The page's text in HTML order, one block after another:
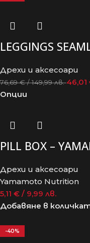
LEGGINGS
Дрехи и аксесоари
76,69€/ 149,99 лв.46,01
Опции
PILL BOX –
Дрехи и аксесоари
Yamamoto Nutrition
5,11 € / 9,99 лв.
Добавяне в
-40%